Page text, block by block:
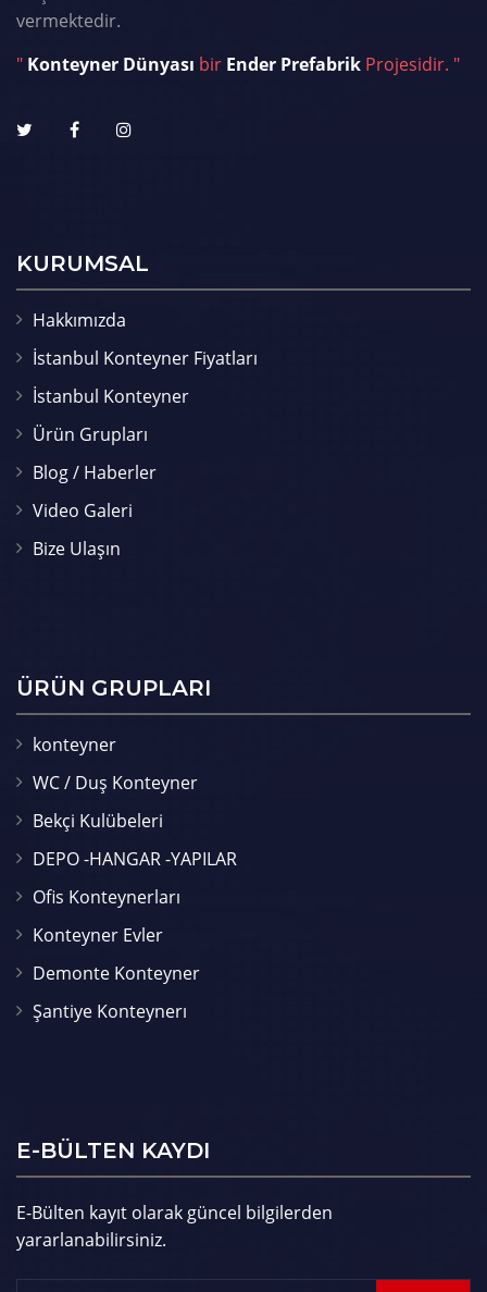
vermektedir.
" Konteyner Dünyası bir Ender Prefabrik Projesidir. "
KURUMSAL
Hakkımızda
İstanbul Konteyner Fiyatları
İstanbul Konteyner
Ürün Grupları
Blog / Haberler
Video Galeri
Bize Ulaşın
ÜRÜN GRUPLARI
konteyner
WC / Duş Konteyner
Bekçi Kulübeleri
DEPO -HANGAR -YAPILAR
Ofis Konteynerları
Konteyner Evler
Demonte Konteyner
Şantiye Konteynerı
E-BÜLTEN KAYDI
E-Bülten kayıt olarak güncel bilgilerden
yararlanabilirsiniz.